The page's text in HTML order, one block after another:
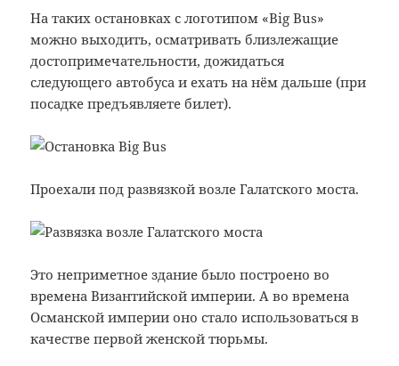
На таких остановках с логотипом «Big Bus»
можно выходить, осматривать близлежащие
достопримечательности, дожидаться
следующего автобуса и ехать на нём дальше (при
посадке предъявляете билет).
Проехали под развязкой возле Галатского моста.
Это неприметное здание было построено во
времена Византийской империи. А во времена
Османской империи оно стало использоваться в
качестве первой женской тюрьмы.